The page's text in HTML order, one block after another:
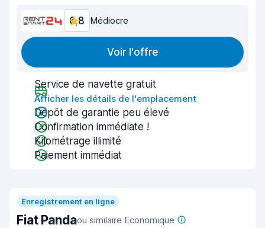
6,8 Médiocre
Voir l'offre
Service de navette gratuit
Afficher les détails de l'emplacement
Dépôt de garantie peu élevé
Confirmation immédiate !
Kilométrage illimité
Paiement immédiat
Enregistrement en ligne
Fiat Pandaou similaire Economique